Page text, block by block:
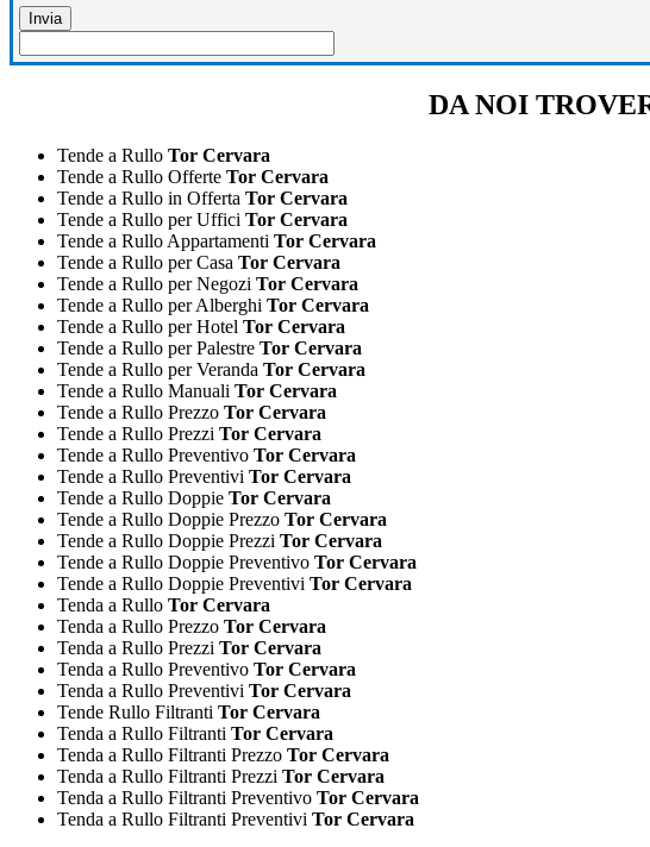
DA NOI
Tende a Rullo Tor Cervara
Tende a Rullo Offerte Tor Cervara
Tende a Rullo in Offerta Tor Cervara
Tende a Rullo per Uffici Tor Cervara
Tende a Rullo Appartamenti Tor Cervara
Tende a Rullo per Casa Tor Cervara
Tende a Rullo per Negozi Tor Cervara
Tende a Rullo per Alberghi Tor Cervara
Tende a Rullo per Hotel Tor Cervara
Tende a Rullo per Palestre Tor Cervara
Tende a Rullo per Veranda Tor Cervara
Tende a Rullo Manuali Tor Cervara
Tende a Rullo Prezzo Tor Cervara
Tende a Rullo Prezzi Tor Cervara
Tende a Rullo Preventivo Tor Cervara
Tende a Rullo Preventivi Tor Cervara
Tende a Rullo Doppie Tor Cervara
Tende a Rullo Doppie Prezzo Tor Cervara
Tende a Rullo Doppie Prezzi Tor Cervara
Tende a Rullo Doppie Preventivo Tor Cervara
Tende a Rullo Doppie Preventivi Tor Cervara
Tenda a Rullo Tor Cervara
Tenda a Rullo Prezzo Tor Cervara
Tenda a Rullo Prezzi Tor Cervara
Tenda a Rullo Preventivo Tor Cervara
Tenda a Rullo Preventivi Tor Cervara
Tende Rullo Filtranti Tor Cervara
Tenda a Rullo Filtranti Tor Cervara
Tenda a Rullo Filtranti Prezzo Tor Cervara
Tenda a Rullo Filtranti Prezzi Tor Cervara
Tenda a Rullo Filtranti Preventivo Tor Cervara
Tenda a Rullo Filtranti Preventivi Tor Cervara